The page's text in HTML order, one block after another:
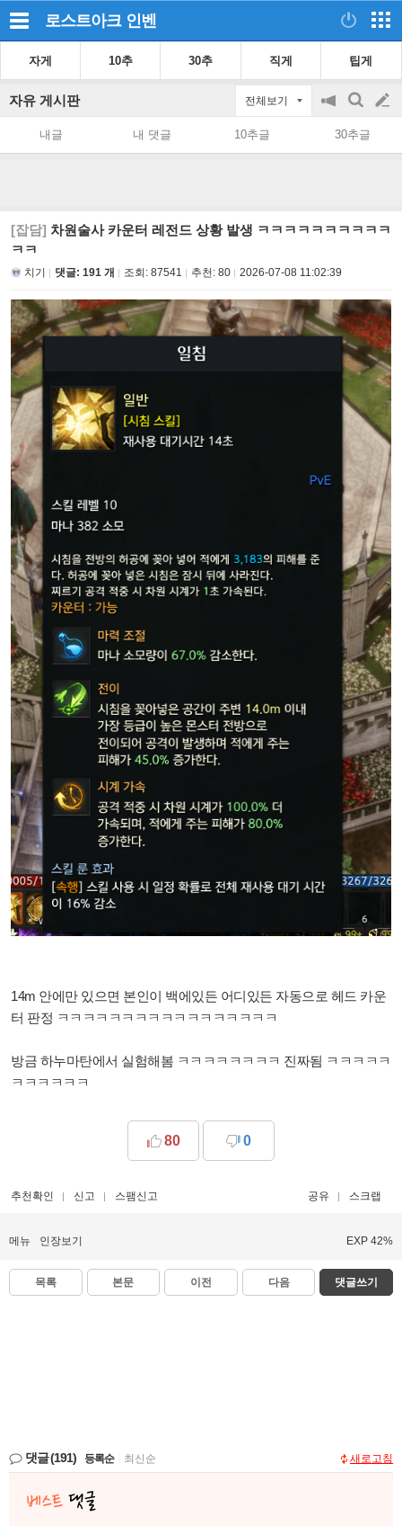
로스트아크 인벤
자게 10추 30추 직게 팁게
자유 게시판 전체보기
공
지
on/off
검
색
글
쓰
내글 내 댓글 10추글 30추글
[잡담] 차원술사 카운터 레전드 상황 발생 ㅋㅋㅋㅋㅋㅋㅋㅋㅋㅋ
ㅋㅋ
치기 댓글: 191 개 조회: 87541 추천: 80 2026-07-08 11:02:39
14m 안에만 있으면 본인이 백에있든 어디있든 자동으로 헤드 카운
터 판정 ㅋㅋㅋㅋㅋㅋㅋㅋㅋㅋㅋㅋㅋㅋㅋㅋㅋ
방금 하누마탄에서 실험해봄 ㅋㅋㅋㅋㅋㅋㅋㅋ 진짜됨 ㅋㅋㅋㅋㅋ
ㅋㅋㅋㅋㅋㅋ
80 0
추천확인 신고 스팸신고 공유 스크랩
메뉴 인장보기 EXP 42%
목록 본문 이전 다음 댓글쓰기
댓글(191) 등록순 최신순 새로고침